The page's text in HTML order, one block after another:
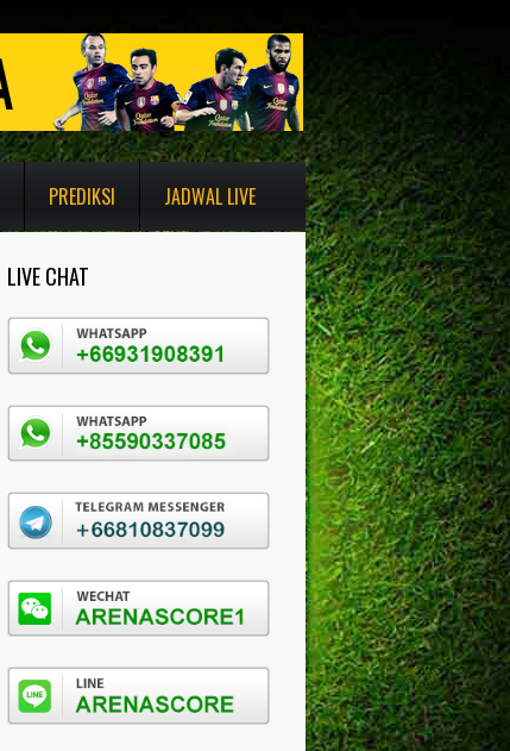
PREDIKSI JADWAL LIVE
LIVE CHAT